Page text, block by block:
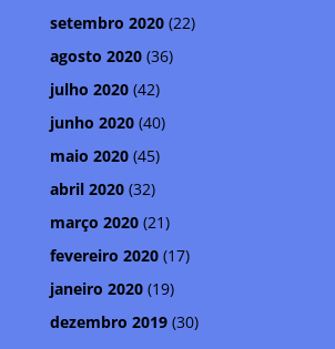
setembro 2020(22)
agosto 2020(36)
julho 2020(42)
junho 2020(40)
maio 2020(45)
abril 2020(32)
março 2020(21)
fevereiro 2020(17)
janeiro 2020(19)
dezembro 2019(30)